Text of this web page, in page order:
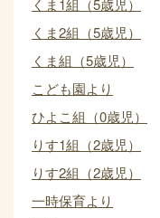
くま1組（5歳児）
くま2組（5歳児）
くま組（5歳児）
こども園より
ひよこ組（0歳児）
りす1組（2歳児）
りす2組（2歳児）
一時保育より